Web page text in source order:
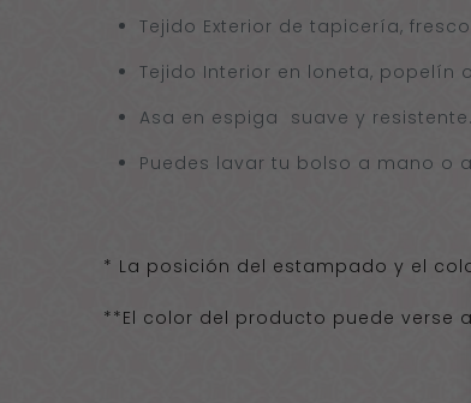
Tejido Exterior de tapicería,
Tejido Interior en loneta, popelín
Asa en espiga suave y
Puedes lavar tu bolso a mano o
* La posición del estampado y el
**El color del producto puede verse